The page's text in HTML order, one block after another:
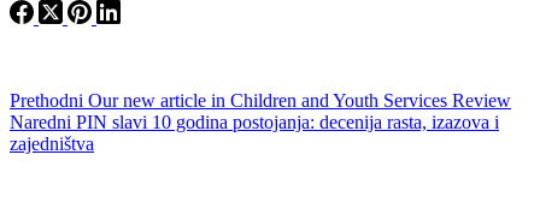
Prethodni Our new article in Children and Youth Services Review
Naredni PIN slavi 10 godina postojanja: decenija rasta, izazova i
zajedništva